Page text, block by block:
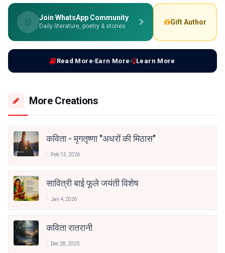
Join WhatsApp Community
Daily literature, poetry & stories
Gift Author
Read More Earn More Learn More
More Creations
कविता - मृगतृष्णा "अधरों की मिठास"
Feb 13, 2026
सावित्री बाई फूले जयंती विशेष
Jan 4, 2026
कविता रातरानी
Dec 28, 2025